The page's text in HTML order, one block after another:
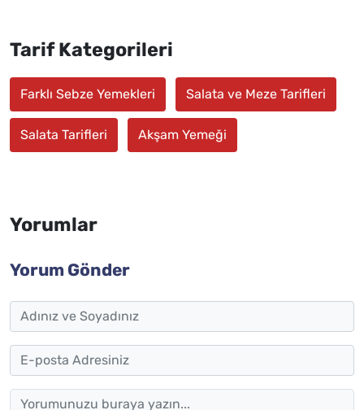
Tarif Kategorileri
Farklı Sebze Yemekleri Salata ve Meze Tarifleri
Salata Tarifleri Akşam Yemeği
Yorumlar
Yorum Gönder